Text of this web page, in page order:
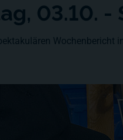
03.10. -
Wochenbericht